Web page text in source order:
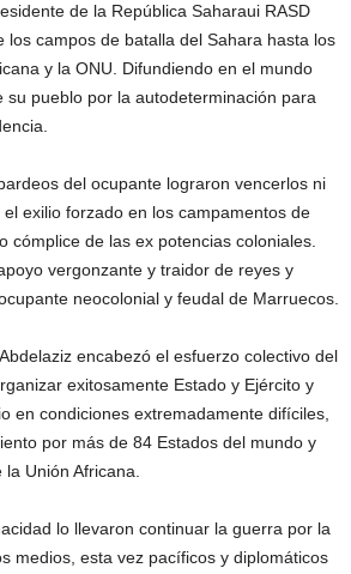
de la República Saharaui RASD
los campos de batalla del Sahara hasta los
y la ONU. Difundiendo en el mundo
su pueblo por la autodeterminación para
del ocupante lograron vencerlos ni
exilio forzado en los campamentos de
cómplice de las ex potencias coloniales.
vergonzante y traidor de reyes y
neocolonial y feudal de Marruecos.
encabezó el esfuerzo colectivo del
exitosamente Estado y Ejército y
en condiciones extremadamente difíciles,
por más de 84 Estados del mundo y
Unión Africana.
lo llevaron continuar la guerra por la
medios, esta vez pacíficos y diplomáticos